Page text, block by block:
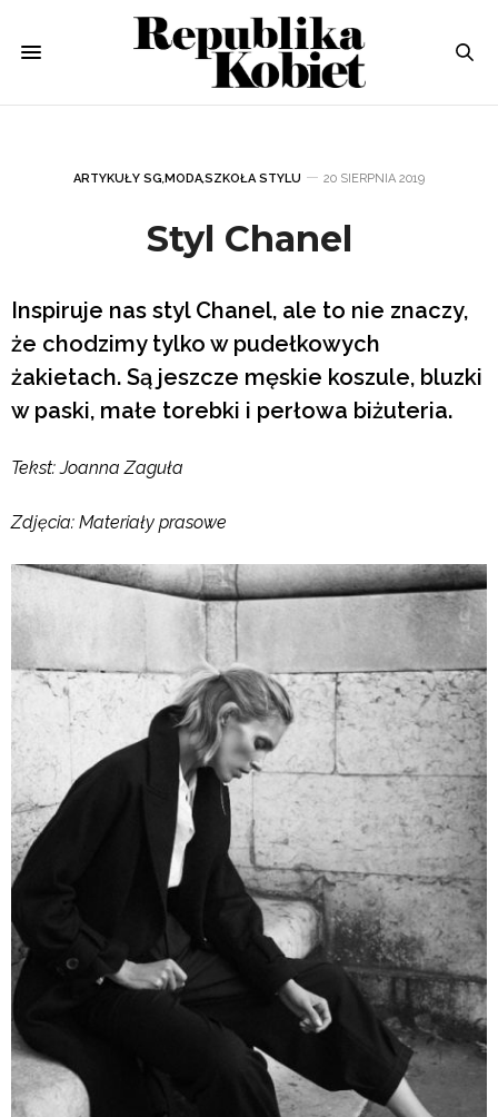
ARTYKUŁY SG,MODA,SZKOŁA STYLU 20 SIERPNIA 2019
Styl Chanel
Inspiruje nas styl Chanel, ale to nie znaczy,
że chodzimy tylko w pudełkowych
żakietach. Są jeszcze męskie koszule, bluzki
w paski, małe torebki i perłowa biżuteria.
Tekst: Joanna Zaguła
Zdjęcia: Materiały prasowe